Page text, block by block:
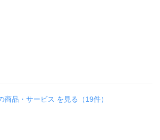
商品・サービス を見る（19件）